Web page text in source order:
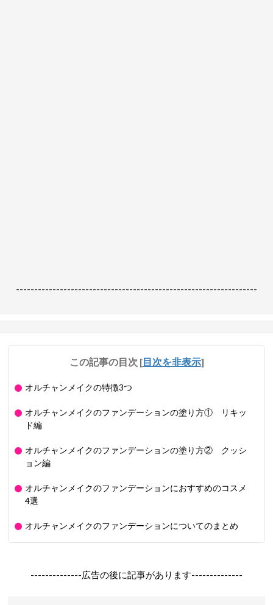
------------------------------------------------------------------
この記事の目次 [目次を非表示]
オルチャンメイクの特徴3つ
オルチャンメイクのファンデーションの塗り方① リキッ
ド編
オルチャンメイクのファンデーションの塗り方② クッシ
ョン編
オルチャンメイクのファンデーションにおすすめのコスメ
4選
オルチャンメイクのファンデーションについてのまとめ
--------------広告の後に記事があります--------------